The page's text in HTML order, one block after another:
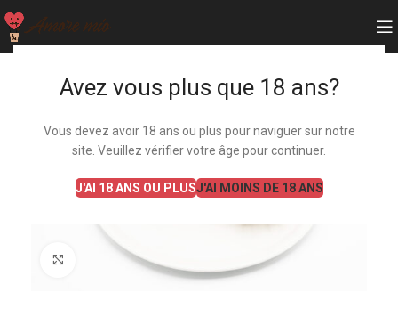
Avez vous plus que 18 ans?
Vous devez avoir 18 ans ou plus pour naviguer sur notre
site. Veuillez vérifier votre âge pour continuer.
J'AI 18 ANS OU PLUSJ'AI MOINS DE 18 ANS
Agrandir